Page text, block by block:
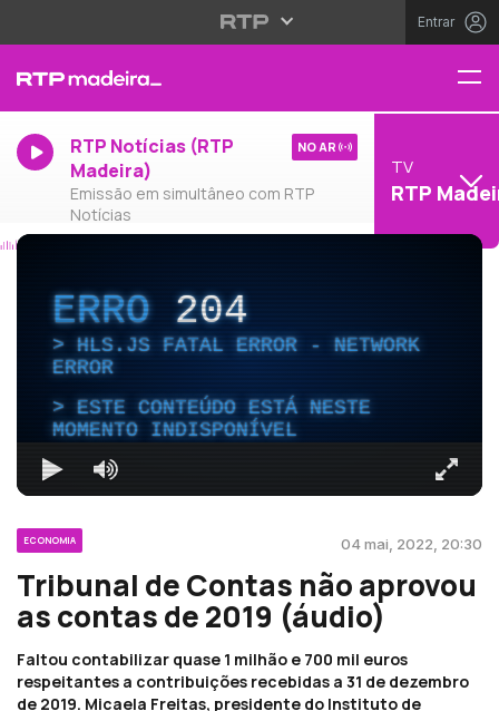
Entrar
RTP Notícias (RTP
Madeira)
Emissão em simultâneo com RTP
Notícias
NO AR
TV
RTP
ERRO204
HLS.JS FATAL ERROR - NETWORK
ERROR
ESTE CONTEÚDO ESTÁ NESTE
MOMENTO INDISPONÍVEL
ECONOMIA 04 mai, 2022, 20:30
Tribunal de Contas não aprovou
as contas de 2019 (áudio)
Faltou contabilizar quase 1 milhão e 700 mil euros
respeitantes a contribuições recebidas a 31 de dezembro
de 2019. Micaela Freitas, presidente do Instituto de